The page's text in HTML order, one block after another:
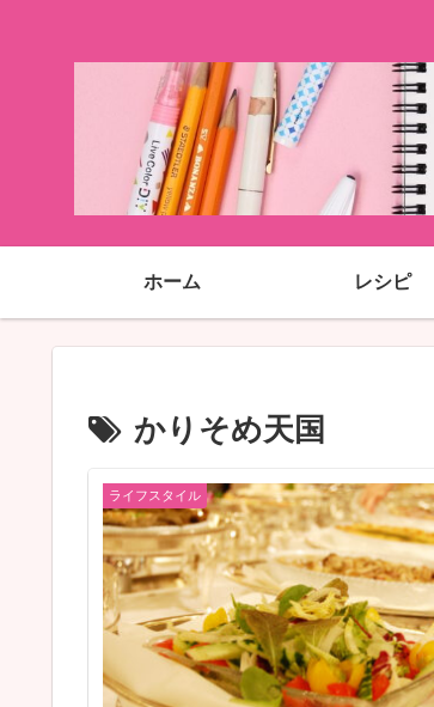
ホーム レシピ
かりそめ天国
ライフスタイル